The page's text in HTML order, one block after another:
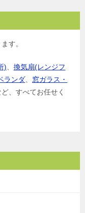
す。
)、 換気扇(レンジフ
ランダ、 窓ガラス・
ど、すべてお任せく